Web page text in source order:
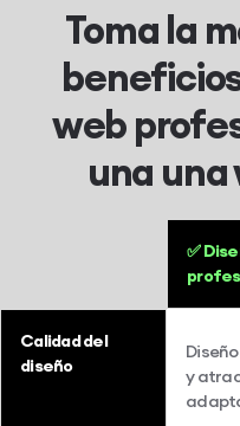
Toma la
web
una
✅
Calidad del
diseño
y